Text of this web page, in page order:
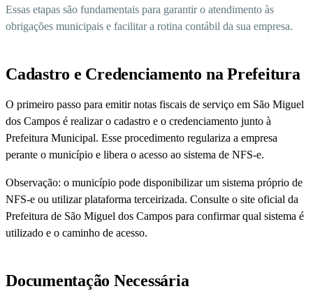
Essas etapas são fundamentais para garantir o atendimento às
obrigações municipais e facilitar a rotina contábil da sua empresa.
Cadastro e Credenciamento na Prefeitura
O primeiro passo para emitir notas fiscais de serviço em São Miguel
dos Campos é realizar o cadastro e o credenciamento junto à
Prefeitura Municipal. Esse procedimento regulariza a empresa
perante o município e libera o acesso ao sistema de NFS-e.
Observação: o município pode disponibilizar um sistema próprio de
NFS-e ou utilizar plataforma terceirizada. Consulte o site oficial da
Prefeitura de São Miguel dos Campos para confirmar qual sistema é
utilizado e o caminho de acesso.
Documentação Necessária